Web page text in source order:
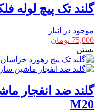
گلند تک پیچ لوله
موجود در انبار
75,000 تومان
بستن
گلند ضد انفجار
M20